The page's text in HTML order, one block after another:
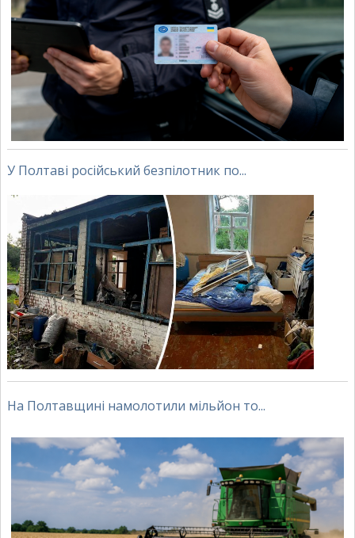
У Полтаві російський безпілотник по...
На Полтавщині намолотили мільйон то...